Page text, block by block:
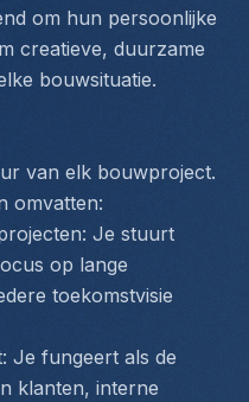
om hun persoonlijke
creatieve, duurzame
bouwsituatie.
van elk bouwproject.
omvatten:
Je stuurt
op lange
toekomstvisie
Je fungeert als de
klanten, interne